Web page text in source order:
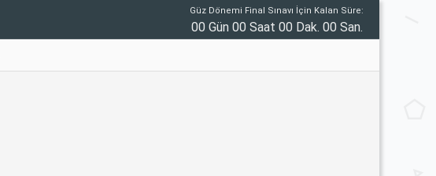
Güz Dönemi Final Sınavı İçin Kalan Süre:
00 Gün 00 Saat 00 Dak. 00 San.